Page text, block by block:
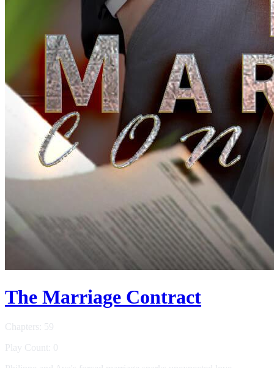
The Marriage Contract
Chapters: 59
Play Count: 0